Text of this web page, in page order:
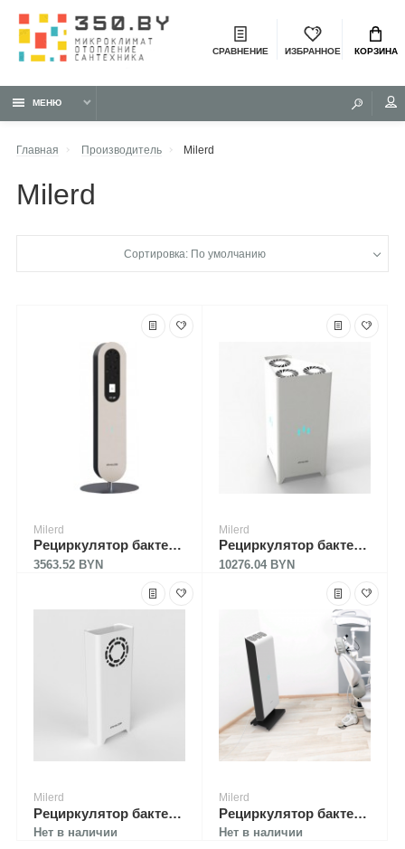
СРАВНЕНИЕ ИЗБРАННОЕ КОРЗИНА
МЕНЮ
Главная Производитель Milerd
Milerd
Сортировка: По умолчанию
Milerd
Рециркулятор бактерицидный Milerd DZR-2 Pro / РП-002
3563.52 BYN
Milerd
Рециркулятор бактерицидный Milerd DZR-3 / Р-003
10276.04 BYN
Milerd
Рециркулятор бактерицидный Milerd DZR-1 / Р-001
Нет в наличии
Milerd
Рециркулятор бактерицидный Milerd DZR-6 / Р-006
Нет в наличии